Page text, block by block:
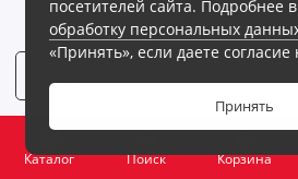
Каталог Поиск Корзина
0
Шариковая ручка Смарт
посетителей сайта. Подробнее в
обработку персональных
«Принять», если даете согласие
Принять